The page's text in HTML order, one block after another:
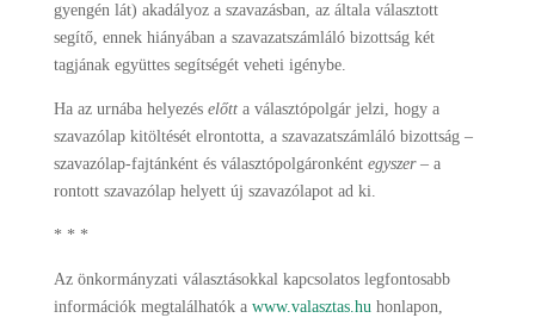
gyengén lát) akadályoz a szavazásban, az általa választott
segítő, ennek hiányában a szavazatszámláló bizottság két
tagjának együttes segítségét veheti igénybe.
Ha az urnába helyezés előtta választópolgár jelzi, hogy a
szavazólap kitöltését elrontotta, a szavazatszámláló bizottság –
szavazólap-fajtánként és választópolgáronként egyszer– a
rontott szavazólap helyett új szavazólapot ad ki.
* * *
Az önkormányzati választásokkal kapcsolatos legfontosabb
információk megtalálhatók a www.valasztas.huhonlapon,